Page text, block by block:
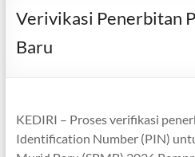
Verivikasi Penerbitan
Baru
KEDIRI – Proses verifikasi
Identification Number (PIN)